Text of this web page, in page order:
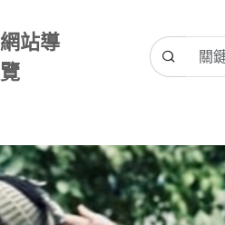
網站導
覽